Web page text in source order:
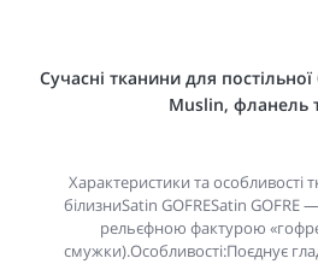
Сучасні тканини для постільної
Muslin, фланель
Характеристики та особливості
білизниSatin GOFRESatin GOFRE
рельєфною фактурою
смужки).Особливості:Поєднує